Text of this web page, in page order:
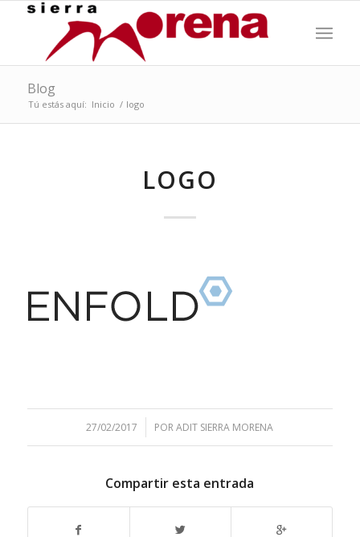
Blog
Tú estás aquí: Inicio / logo
LOGO
27/02/2017
/ PORADIT SIERRA MORENA
Compartir esta entrada